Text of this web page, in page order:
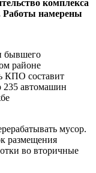
комплекса
Работы намерены
бывшего
районе
КПО составит
235 автомашин
мусор.
размещения
во вторичные